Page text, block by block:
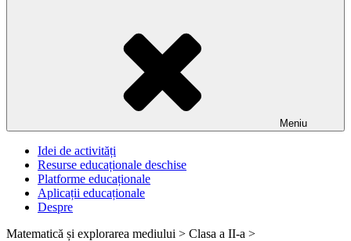
Meniu
Idei de activități
Resurse educaționale deschise
Platforme educaționale
Aplicații educaționale
Despre
Matematică și explorarea mediului > Clasa a II-a >